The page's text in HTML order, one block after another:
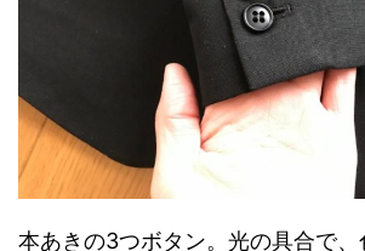
本あきの3つボタン。光の具合で